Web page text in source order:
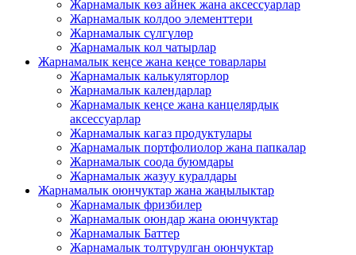
Жарнамалык көз айнек жана аксессуарлар
Жарнамалык колдоо элементтери
Жарнамалык сүлгүлөр
Жарнамалык кол чатырлар
Жарнамалык кеңсе жана кеңсе товарлары
Жарнамалык калькуляторлор
Жарнамалык календарлар
Жарнамалык кеңсе жана канцелярдык
аксессуарлар
Жарнамалык кагаз продуктулары
Жарнамалык портфолиолор жана папкалар
Жарнамалык соода буюмдары
Жарнамалык жазуу куралдары
Жарнамалык оюнчуктар жана жаңылыктар
Жарнамалык фризбилер
Жарнамалык оюндар жана оюнчуктар
Жарнамалык Баттер
Жарнамалык толтурулган оюнчуктар